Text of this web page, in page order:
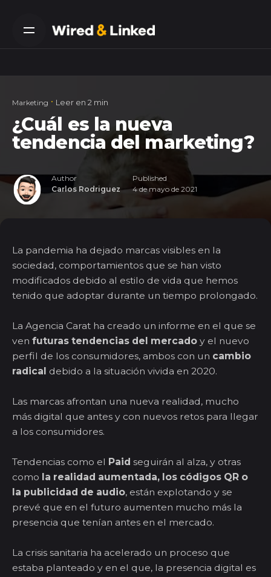
content
Marketing Leer en 2 min
¿Cuál es la nueva
tendencia del marketing?
Author
Carlos Rodriguez
Published
4 de mayo de 2021
La pandemia ha dejado marcas visibles en la
sociedad, comportamientos que se han visto
modificados debido al estilo de vida que hemos
tenido que adoptar durante un tiempo prolongado.
La Agencia Carat ha creado un informe en el que se
ven futuras tendencias del mercado y el nuevo
perfil de los consumidores, ambos con un cambio
radical debido a la situación vivida en 2020.
Las marcas afrontan una nueva realidad, mucho
más digital que antes y con nuevos retos para llegar
a los consumidores.
Tendencias como el Paid seguirán al alza, y otras
como la realidad aumentada, los códigos QR o
la publicidad de audio, están explotando y se
prevé que en el futuro aumenten mucho más la
presencia que tenían antes en el mercado.
La crisis sanitaria ha acelerado un proceso que
estaba planteado y en el que, la presencia digital es